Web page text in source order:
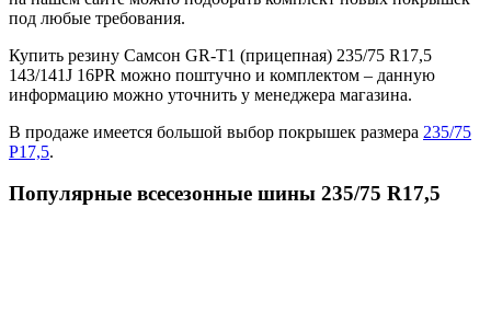
под любые требования.
Купить резину Самсон GR-T1 (прицепная) 235/75 R17,5
143/141J 16PR можно поштучно и комплектом – данную
информацию можно уточнить у менеджера магазина.
В продаже имеется большой выбор покрышек размера 235/75
Р17,5.
Популярные всесезонные шины 235/75 R17,5